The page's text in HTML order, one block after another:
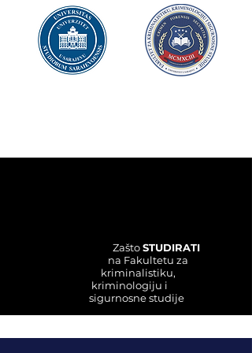
ZaštoSTUDIRATI
na Fakultetu za
kriminalistiku,
kriminologiju i
sigurnosne studije